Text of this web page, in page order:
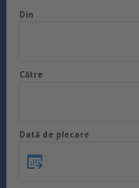
Din
Către
Dată de plecare